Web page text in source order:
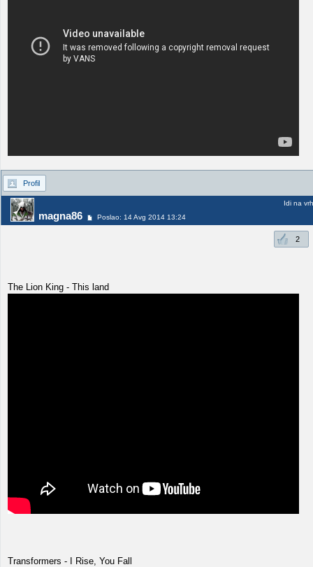
Profil
magna86 Poslao: 14 Avg 2014 13:24
Idi na vrh
2
The Lion King - This land
Transformers - I Rise, You Fall